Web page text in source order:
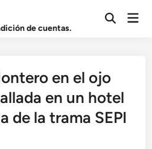
de cuentas.
Abrir
en el ojo
en un hotel
de la trama SEPI